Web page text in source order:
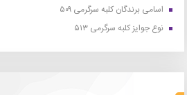
اسامی برندگان کلبه سرگرمی ۵۰۹
نوع جوایز کلبه سرگرمی ۵۱۳